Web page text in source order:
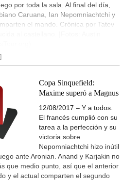
por toda la sala. Al final del día,
Caruana, Ian Nepomniachtchi y
el mando. Crónica por Tatev
Copa Sinquefield:
Maxime superó a Magnus
12/08/2017 – Y a todos.
El francés cumplió con su
tarea a la perfección y su
victoria sobre
Nepomniachtchi hizo inútil
ante Aronian. Anand y Karjakin no
que medio punto, así que el anterior
y el actual comparten el segundo